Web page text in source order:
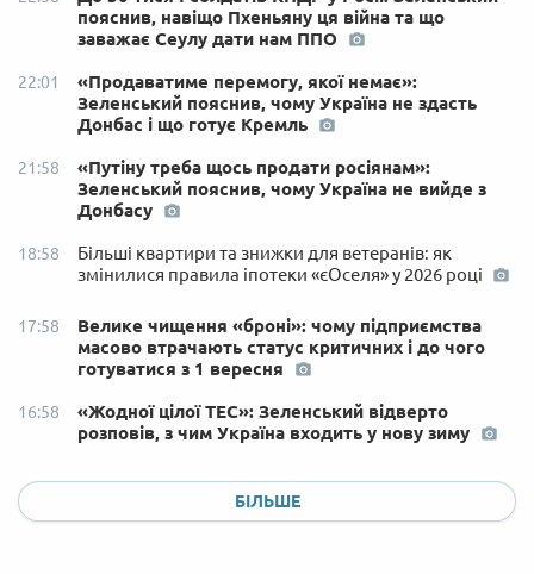
пояснив, навіщо Пхеньяну ця війна та що
заважає Сеулу дати нам ППО
22:01
«Продаватиме перемогу, якої немає»:
Зеленський пояснив, чому Україна не здасть
Донбас і що готує Кремль
21:58
«Путіну треба щось продати росіянам»:
Зеленський пояснив, чому Україна не вийде з
Донбасу
18:58
Більші квартири та знижки для ветеранів: як
змінилися правила іпотеки «єОселя» у 2026 році
17:58
Велике чищення «броні»: чому підприємства
масово втрачають статус критичних і до чого
готуватися з 1 вересня
16:58
«Жодної цілої ТЕС»: Зеленський відверто
розповів, з чим Україна входить у нову зиму
БІЛЬШЕ